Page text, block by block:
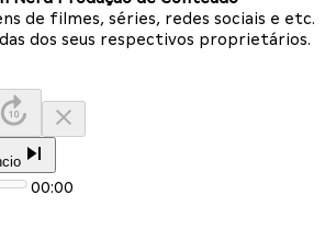
de filmes, séries, redes sociais e etc.
dos seus respectivos proprietários.
00:00